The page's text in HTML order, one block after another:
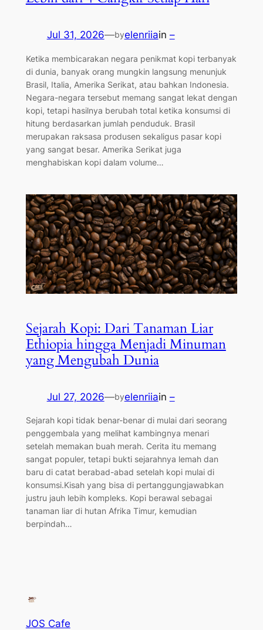
Jul 31, 2026—byelenriiain –
Ketika membicarakan negara penikmat kopi terbanyak
di dunia, banyak orang mungkin langsung menunjuk
Brasil, Italia, Amerika Serikat, atau bahkan Indonesia.
Negara-negara tersebut memang sangat lekat dengan
kopi, tetapi hasilnya berubah total ketika konsumsi di
hitung berdasarkan jumlah penduduk. Brasil
merupakan raksasa produsen sekaligus pasar kopi
yang sangat besar. Amerika Serikat juga
menghabiskan kopi dalam volume…
Sejarah Kopi: Dari Tanaman Liar
Ethiopia hingga Menjadi Minuman
yang Mengubah Dunia
Jul 27, 2026—byelenriiain –
Sejarah kopi tidak benar-benar di mulai dari seorang
penggembala yang melihat kambingnya menari
setelah memakan buah merah. Cerita itu memang
sangat populer, tetapi bukti sejarahnya lemah dan
baru di catat berabad-abad setelah kopi mulai di
konsumsi.Kisah yang bisa di pertanggungjawabkan
justru jauh lebih kompleks. Kopi berawal sebagai
tanaman liar di hutan Afrika Timur, kemudian
berpindah…
JOS Cafe